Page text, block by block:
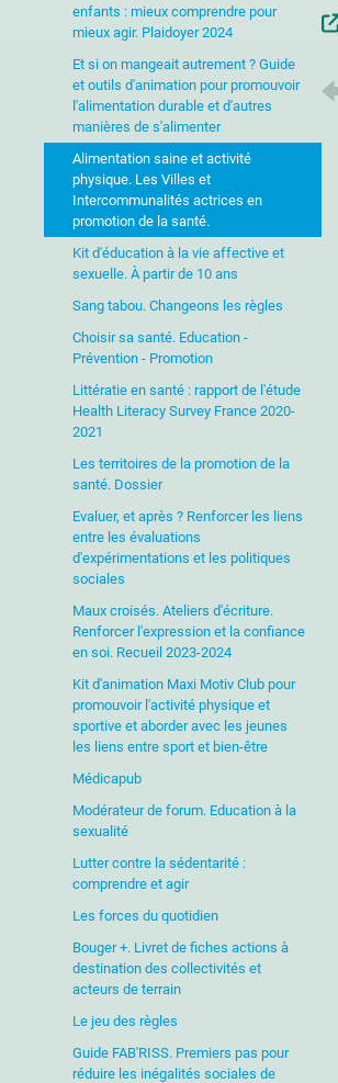
enfants : mieux comprendre pour
mieux agir. Plaidoyer 2024
Et si on mangeait autrement ? Guide
et outils d'animation pour promouvoir
l'alimentation durable et d'autres
manières de s'alimenter
Alimentation saine et activité
physique. Les Villes et
Intercommunalités actrices en
promotion de la santé.
Kit d'éducation à la vie affective et
sexuelle. À partir de 10 ans
Sang tabou. Changeons les règles
Choisir sa santé. Education -
Prévention - Promotion
Littératie en santé : rapport de l'étude
Health Literacy Survey France 2020-
2021
Les territoires de la promotion de la
santé. Dossier
Evaluer, et après ? Renforcer les liens
entre les évaluations
d'expérimentations et les politiques
sociales
Maux croisés. Ateliers d'écriture.
Renforcer l'expression et la confiance
en soi. Recueil 2023-2024
Kit d'animation Maxi Motiv Club pour
promouvoir l'activité physique et
sportive et aborder avec les jeunes
les liens entre sport et bien-être
Médicapub
Modérateur de forum. Education à la
sexualité
Lutter contre la sédentarité :
comprendre et agir
Les forces du quotidien
Bouger +. Livret de fiches actions à
destination des collectivités et
acteurs de terrain
Le jeu des règles
Guide FAB'RISS. Premiers pas pour
réduire les inégalités sociales de